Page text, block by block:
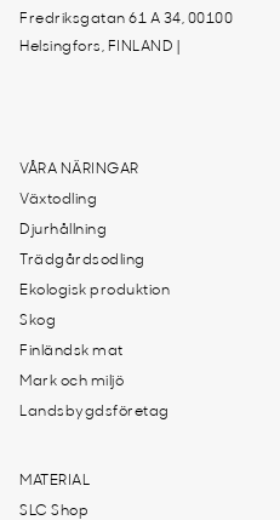
Fredriksgatan 61 A 34, 00100
Helsingfors, FINLAND |
VÅRA NÄRINGAR
Växtodling
Djurhållning
Trädgårdsodling
Ekologisk produktion
Skog
Finländsk mat
Mark och miljö
Landsbygdsföretag
MATERIAL
SLC Shop